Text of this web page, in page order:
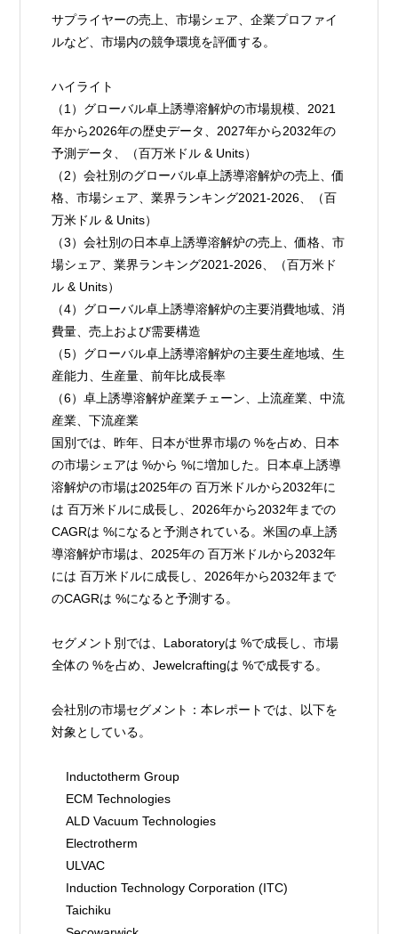
サプライヤーの売上、市場シェア、企業プロファイ
ルなど、市場内の競争環境を評価する。
ハイライト
（1）グローバル卓上誘導溶解炉の市場規模、2021
年から2026年の歴史データ、2027年から2032年の
予測データ、（百万米ドル & Units）
（2）会社別のグローバル卓上誘導溶解炉の売上、価
格、市場シェア、業界ランキング2021-2026、（百
万米ドル & Units）
（3）会社別の日本卓上誘導溶解炉の売上、価格、市
場シェア、業界ランキング2021-2026、（百万米ド
ル & Units）
（4）グローバル卓上誘導溶解炉の主要消費地域、消
費量、売上および需要構造
（5）グローバル卓上誘導溶解炉の主要生産地域、生
産能力、生産量、前年比成長率
（6）卓上誘導溶解炉産業チェーン、上流産業、中流
産業、下流産業
国別では、昨年、日本が世界市場の %を占め、日本
の市場シェアは %から %に増加した。日本卓上誘導
溶解炉の市場は2025年の 百万米ドルから2032年に
は 百万米ドルに成長し、2026年から2032年までの
CAGRは %になると予測されている。米国の卓上誘
導溶解炉市場は、2025年の 百万米ドルから2032年
には 百万米ドルに成長し、2026年から2032年まで
のCAGRは %になると予測する。
セグメント別では、Laboratoryは %で成長し、市場
全体の %を占め、Jewelcraftingは %で成長する。
会社別の市場セグメント：本レポートでは、以下を
対象としている。
    Inductotherm Group
    ECM Technologies
    ALD Vacuum Technologies
    Electrotherm
    ULVAC
    Induction Technology Corporation (ITC)
    Taichiku